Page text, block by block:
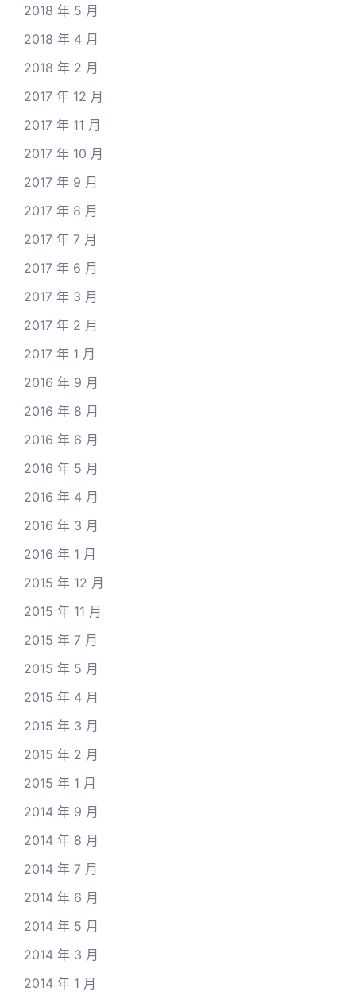
2018 年 5 月
2018 年 4 月
2018 年 2 月
2017 年 12 月
2017 年 11 月
2017 年 10 月
2017 年 9 月
2017 年 8 月
2017 年 7 月
2017 年 6 月
2017 年 3 月
2017 年 2 月
2017 年 1 月
2016 年 9 月
2016 年 8 月
2016 年 6 月
2016 年 5 月
2016 年 4 月
2016 年 3 月
2016 年 1 月
2015 年 12 月
2015 年 11 月
2015 年 7 月
2015 年 5 月
2015 年 4 月
2015 年 3 月
2015 年 2 月
2015 年 1 月
2014 年 9 月
2014 年 8 月
2014 年 7 月
2014 年 6 月
2014 年 5 月
2014 年 3 月
2014 年 1 月